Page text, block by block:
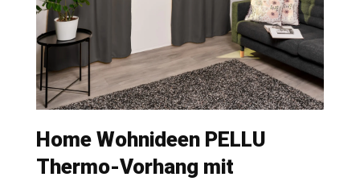
Home Wohnideen PELLU
Thermo-Vorhang mit